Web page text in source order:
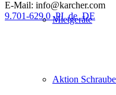
Mietgeräte
Aktion
E-Mail: info@karcher.com
9.701-629.0_PI_de_DE